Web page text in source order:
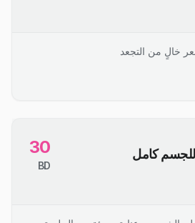
خالٍ من التجعد
للجسم كامل 30
BD